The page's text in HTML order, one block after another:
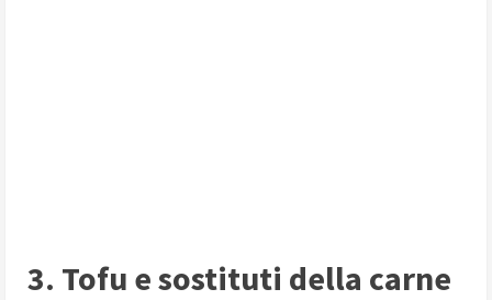
3. Tofu e sostituti della carne